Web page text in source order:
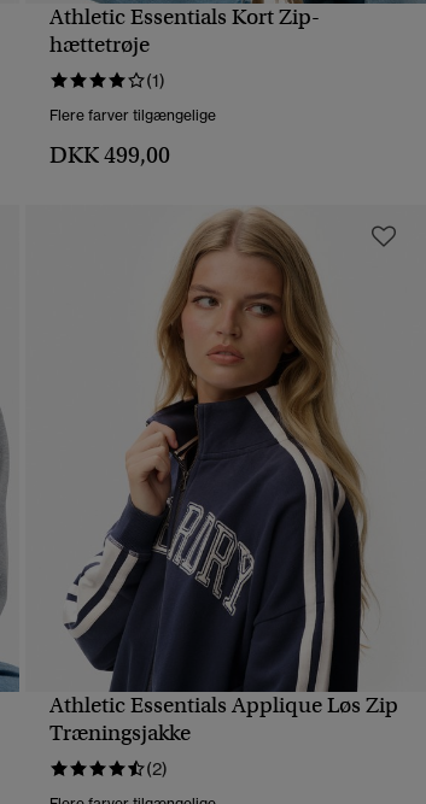
Athletic Essentials Kort Zip-
hættetrøje
(1)
Flere farver tilgængelige
DKK 499,00
HURTIGVISNING
Athletic Essentials Applique Løs Zip
Træningsjakke
(2)